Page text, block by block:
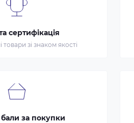
сертифікація
товари зі знаком якості
бали за покупки